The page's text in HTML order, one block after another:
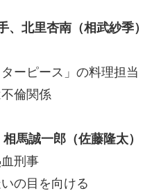
、北里杏南（相武紗季）
ーピース」の料理担当
倫関係
馬誠一郎（佐藤隆太）
刑事
の目を向ける